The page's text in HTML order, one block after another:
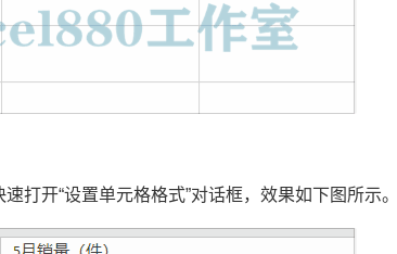
打开“设置单元格格式”对话框，效果如下图所示。